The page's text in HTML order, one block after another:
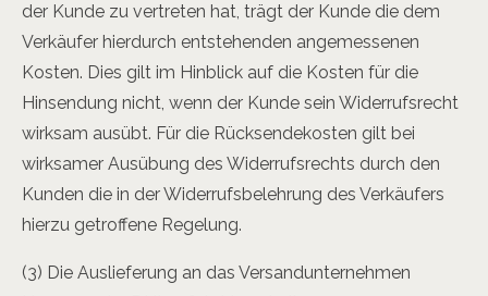
der Kunde zu vertreten hat, trägt der Kunde die dem
Verkäufer hierdurch entstehenden angemessenen
Kosten. Dies gilt im Hinblick auf die Kosten für die
Hinsendung nicht, wenn der Kunde sein Widerrufsrecht
wirksam ausübt. Für die Rücksendekosten gilt bei
wirksamer Ausübung des Widerrufsrechts durch den
Kunden die in der Widerrufsbelehrung des Verkäufers
hierzu getroffene Regelung.
(3) Die Auslieferung an das Versandunternehmen